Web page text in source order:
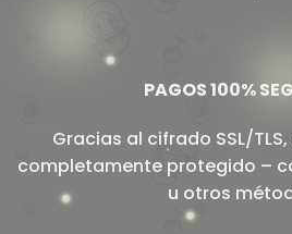
PAGOS 100%
Gracias al cifrado SSL/
completamente protegido –
u otros